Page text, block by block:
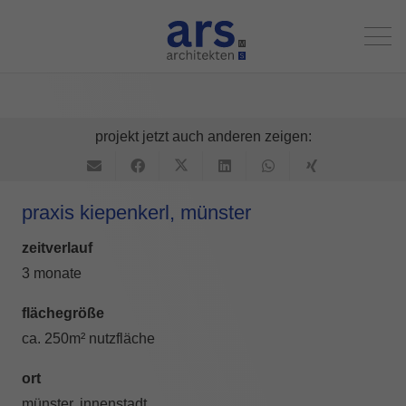
projekt jetzt auch anderen zeigen:
praxis kiepenkerl, münster
zeitverlauf
3 monate
flächegröße
ca. 250m² nutzfläche
ort